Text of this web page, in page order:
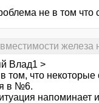
не в том что
Влад1 >
том, что
в №6.
напоминает